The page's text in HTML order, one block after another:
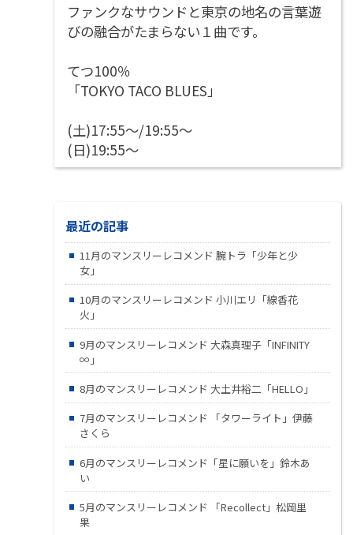
ファンクなサウンドと東京の地名の言葉遊
びの融合がたまらない１曲です。
てつ100％
「TOKYO TACO BLUES」
(土)17:55～/19:55～
(日)19:55～
最近の記事
11月のマンスリーレコメンド 腕トラ「少年と少
女」
10月のマンスリーレコメンド 小川エリ「線香花
火」
9月のマンスリーレコメンド 大森真理子「INFINITY
∞」
8月のマンスリーレコメンド 大土井裕二「HELLO」
7月のマンスリーレコメンド 「タワーライト」伊藤
さくら
6月のマンスリーレコメンド「星に願いを」鈴木あ
い
5月のマンスリーレコメンド 「Recollect」松岡里
果